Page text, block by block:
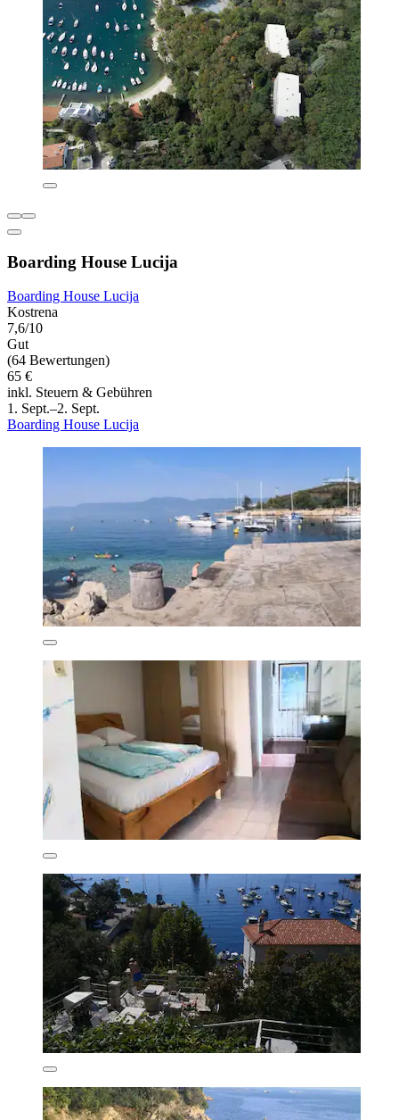
Boarding House Lucija
Boarding House Lucija
Kostrena
7,6/10
Gut
(64 Bewertungen)
65 €
inkl. Steuern & Gebühren
1. Sept.–2. Sept.
Boarding House Lucija